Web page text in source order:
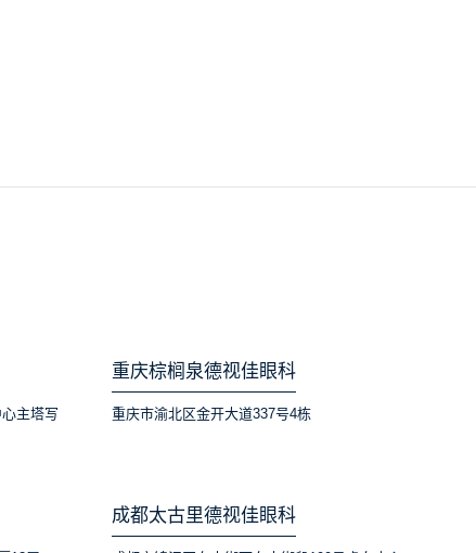
主塔写
重庆棕榈泉德视佳眼科
重庆市渝北区金开大道337号4栋
成都太古里德视佳眼科